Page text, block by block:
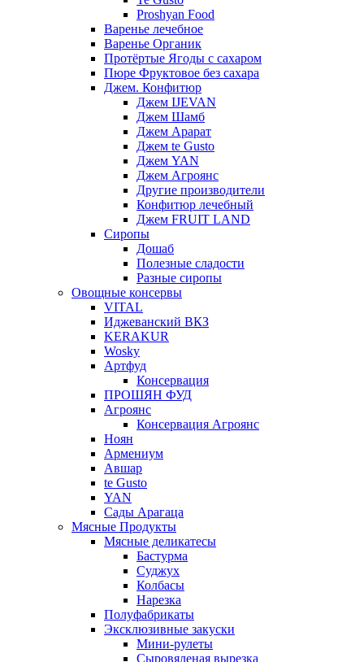
Proshyan Food
Варенье лечебное
Варенье Органик
Протёртые Ягоды с сахаром
Пюре Фруктовое без сахара
Джем. Конфитюр
Джем IJEVAN
Джем Шамб
Джем Арарат
Джем te Gusto
Джем YAN
Джем Агроянс
Другие производители
Конфитюр лечебный
Джем FRUIT LAND
Сиропы
Дошаб
Полезные сладости
Разные сиропы
Овощные консервы
VITAL
Иджеванский ВКЗ
KERAKUR
Wosky
Артфуд
Консервация
ПРОШЯН ФУД
Агроянс
Консервация Агроянс
Ноян
Армениум
Авшар
te Gusto
YAN
Сады Арагаца
Мясные Продукты
Мясные деликатесы
Бастурма
Суджух
Колбасы
Нарезка
Полуфабрикаты
Эксклюзивные закуски
Мини-рулеты
Сыровяленая вырезка